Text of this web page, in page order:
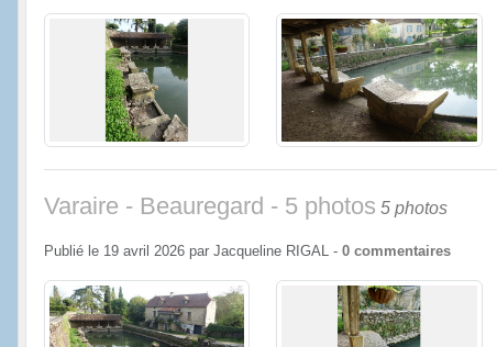
Varaire - Beauregard - 5 photos 5 photos
Publié le 19 avril 2026 par Jacqueline RIGAL - 0 commentaires